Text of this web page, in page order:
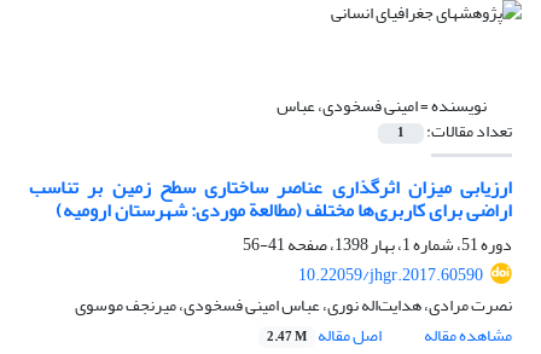
نویسنده =امینی فسخودی، عباس
تعداد مقالات: 1
ارزیابی میزان اثرگذاری عناصر ساختاری سطح زمین بر تناسب
اراضی برای کاربری‌ها مختلف (مطالعة موردی: شهرستان ارومیه)
دوره 51، شماره 1، بهار 1398، صفحه
41-56
10.22059/jhgr.2017.60590
نصرت مرادی، هدایت‌اله نوری، عباس امینی فسخودی، میرنجف موسوی
مشاهده مقاله
اصل مقاله 2.47 M